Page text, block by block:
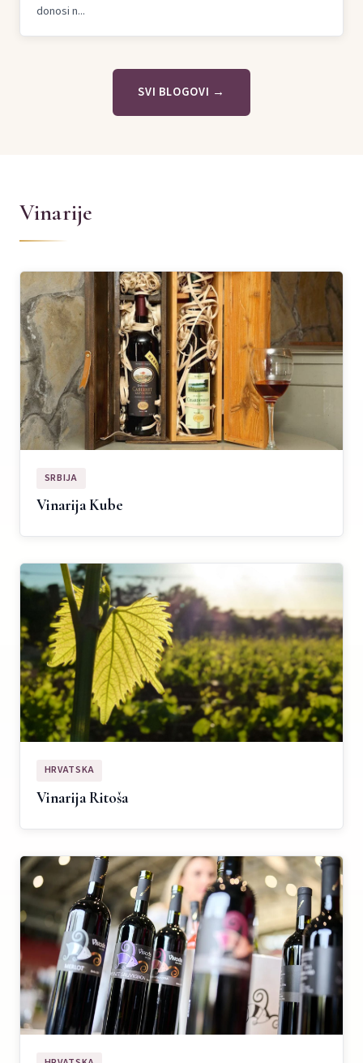
donosi n...
SVI BLOGOVI →
Vinarije
SRBIJA
Vinarija Kube
HRVATSKA
Vinarija Ritoša